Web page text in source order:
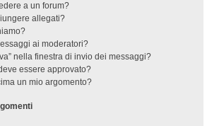
a un forum?
allegati?
ai moderatori?
nella finestra di invio dei messaggi?
essere approvato?
un mio argomento?